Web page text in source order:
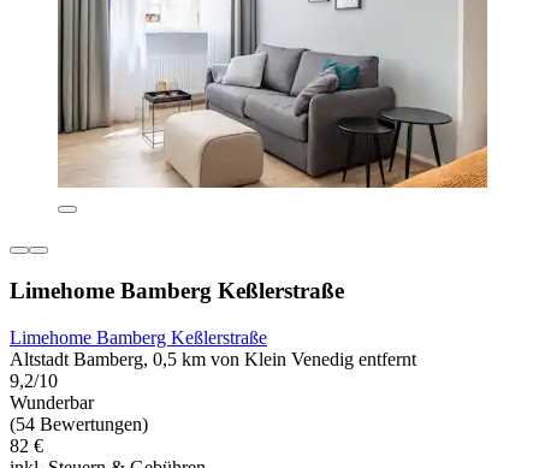
Limehome Bamberg Keßlerstraße
Limehome Bamberg Keßlerstraße
Altstadt Bamberg, 0,5 km von Klein Venedig entfernt
9,2/10
Wunderbar
(54 Bewertungen)
82 €